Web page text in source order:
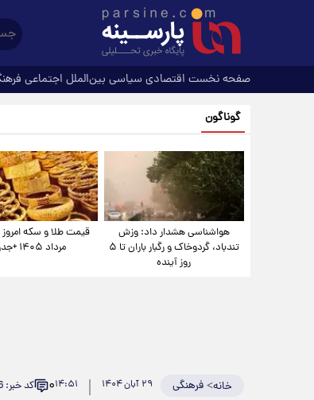
صفحه نخست اقتصادی سیاسی بین‌الملل اجتماعی
گوناگون
هواشناسی هشدار داد: وزش
تندباد، گردوخاک و رگبار باران تا ۵
روز آینده
مرداد ۱۴۰۵ +جدول
خانه>فرهنگی ۲۹ آبان ۱۴۰۴ ۱۴:۵۱۰ کد خبر: 953396